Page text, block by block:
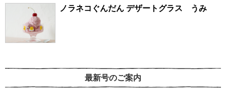
ノラネコぐんだん デザートグラス うみ
最新号のご案内